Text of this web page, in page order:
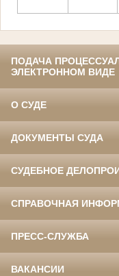
ПОДАЧА
ЭЛЕКТРОННОМ ВИДЕ
О СУДЕ
ДОКУМЕНТЫ СУДА
СУДЕБНОЕ
СПРАВОЧНАЯ
ПРЕСС-СЛУЖБА
ВАКАНСИИ